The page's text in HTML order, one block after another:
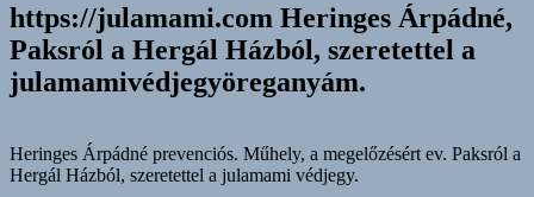
https://julamami.com Heringes Árpádné,
Paksról a Hergál Házból, szeretettel a
julamamivédjegyöreganyám.
Heringes Árpádné prevenciós. Műhely, a megelőzésért ev. Paksról a
Hergál Házból, szeretettel a julamami védjegy.